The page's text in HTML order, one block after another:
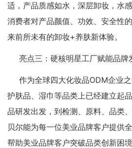
适，产品质感如水，深层卸妆，水
消费者对产品颜值、功效、安全性
来前所未有的卸妆+养肤新体验。
亮点三：硬核明星工厂赋能品牌
作为全球四大化妆品ODM企业之
护肤品、湿巾等品类上已经建立起
品研发出发，到检测、原料、品类
贝尔能为每一位美业品牌客户提供
帮助美业品牌客户突破品类创新困